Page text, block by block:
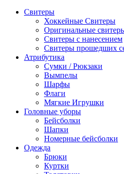
Свитеры
Хоккейные Свитеры
Оригинальные
Свитеры с нанесением
Свитеры прошедших
Атрибутика
Сумки / Рюкзаки
Вымпелы
Шарфы
Флаги
Мягкие Игрушки
Головные уборы
Бейсболки
Шапки
Номерные бейсболки
Одежда
Брюки
Куртки